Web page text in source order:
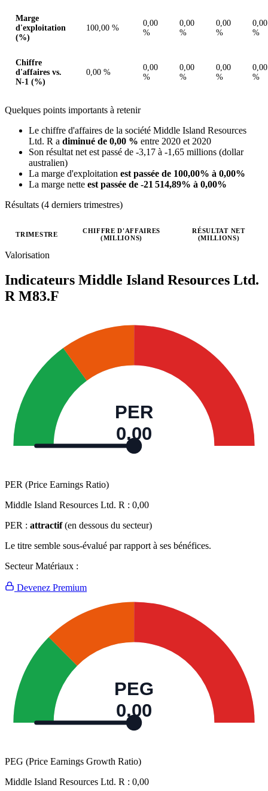
Marge
d'exploitation
(%)
100,00 %
0,00
%
0,00
%
0,00
%
0,00
%
Chiffre
d'affaires vs.
N-1 (%)
0,00 %
0,00
%
0,00
%
0,00
%
0,00
%
Quelques points importants à retenir
Le chiffre d'affaires de la société Middle Island Resources
Ltd. R a diminué de 0,00 % entre 2020 et 2020
Son résultat net est passé de -3,17 à -1,65 millions (dollar
australien)
La marge d'exploitation est passée de 100,00% à 0,00%
La marge nette est passée de -21 514,89% à 0,00%
Résultats (4 derniers trimestres)
Valeurs trimestrielles en millions (dollar australien)
TRIMESTRE
CHIFFRE D'AFFAIRES
(MILLIONS)
RÉSULTAT NET
(MILLIONS)
Valorisation
Indicateurs Middle Island Resources Ltd.
RM83.F
PER
0,00
PER (Price Earnings Ratio)
Middle Island Resources Ltd. R : 0,00
PER : attractif (en dessous du secteur)
Le titre semble sous-évalué par rapport à ses bénéfices.
Secteur Matériaux :
Devenez Premium
PEG
0,00
PEG (Price Earnings Growth Ratio)
Middle Island Resources Ltd. R : 0,00